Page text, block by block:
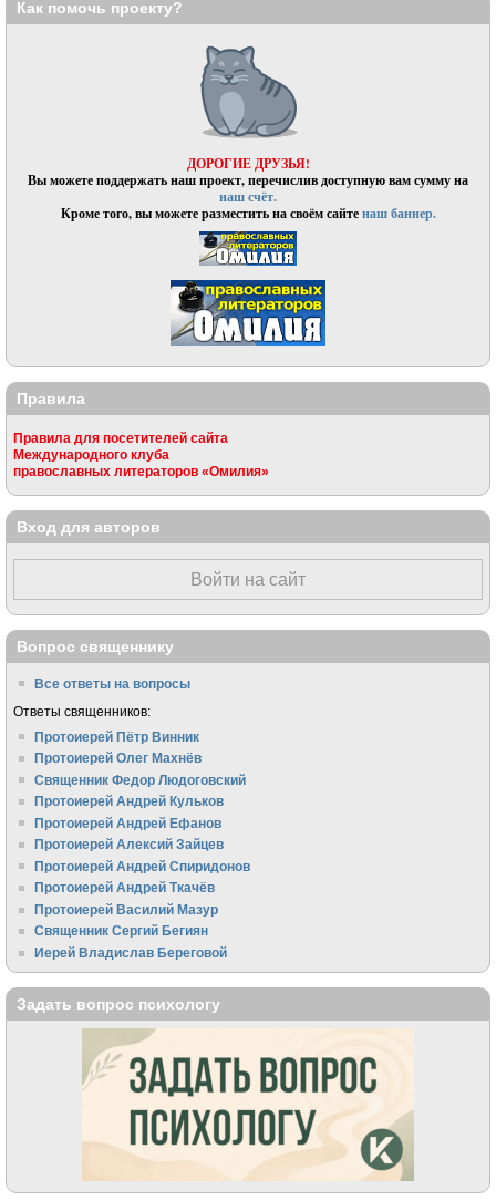
Как помочь проекту?
ДОРОГИЕ ДРУЗЬЯ!
Вы можете поддержать наш проект, перечислив доступную вам сумму на
наш счёт.
Кроме того, вы можете разместить на своём сайтенаш баннер.
Правила
Правила для посетителей сайта
Международного клуба
православных литераторов «Омилия»
Вход для авторов
Войти на сайт
Вопрос священнику
Все ответы на вопросы
Ответы священников:
Протоиерей Пётр Винник
Протоиерей Олег Махнёв
Священник Федор Людоговский
Протоиерей Андрей Кульков
Протоиерей Андрей Ефанов
Протоиерей Алексий Зайцев
Протоиерей Андрей Спиридонов
Протоиерей Андрей Ткачёв
Протоиерей Василий Мазур
Священник Сергий Бегиян
Иерей Владислав Береговой
Задать вопрос психологу